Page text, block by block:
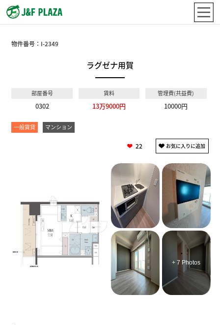
物件番号： I-2349
ラグゼナ用賀
部屋番号
0302
賃料
13万9000円
管理費(共益費)
10000円
一般賃貸 マンション
22
+ 7 Photos